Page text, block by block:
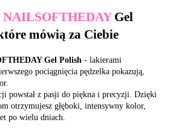
NAILSOFTHEDAYGel
mówią za Ciebie
Gel Polish - lakierami
pociągnięcia pędzelka pokazują,
powstał z pasji do piękna i precyzji. Dzięki
otrzymujesz głęboki, intensywny kolor,
po wielu dniach.